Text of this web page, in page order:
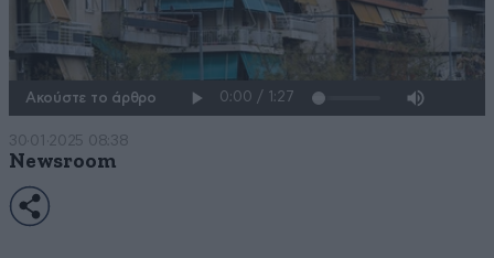
Ακούστε το άρθρο
30·01·2025 08:38
Newsroom